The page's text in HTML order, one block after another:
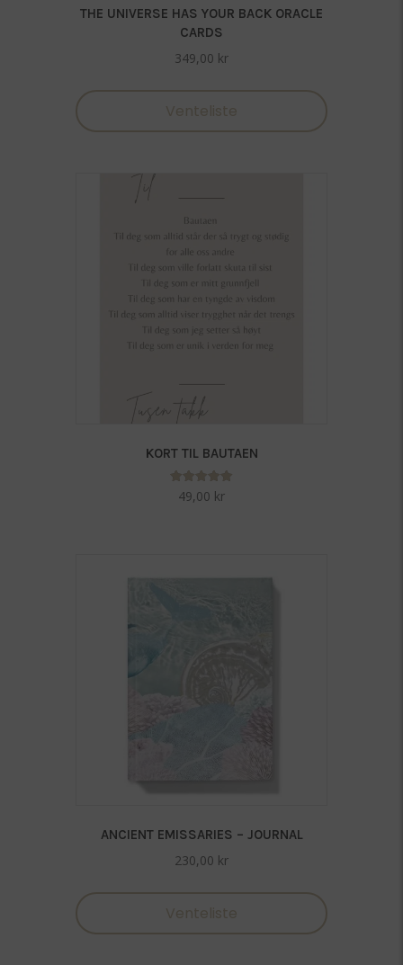
THE UNIVERSE HAS YOUR BACK ORACLE
CARDS
349,00 kr
Venteliste
KORT TIL BAUTAEN
Vurdert
5.00
49,00 kr
ANCIENT EMISSARIES – JOURNAL
230,00 kr
Venteliste